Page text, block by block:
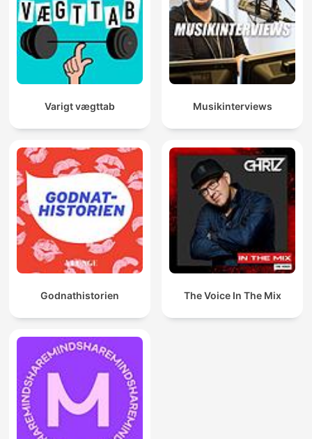
Varigt vægttab Musikinterviews
Godnathistorien The Voice In The Mix